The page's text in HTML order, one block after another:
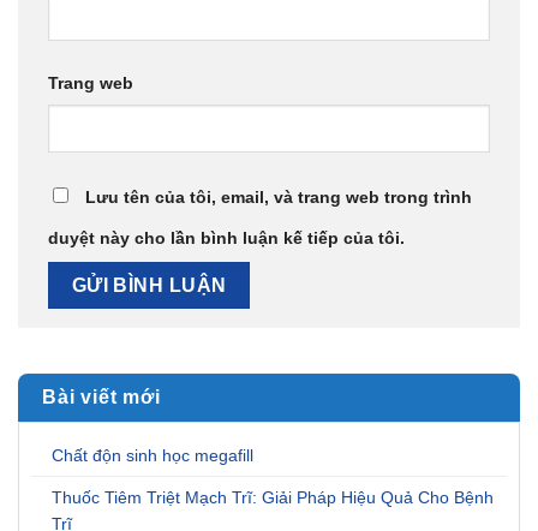
Bài viết mới
Chất độn sinh học megafill
Thuốc Tiêm Triệt Mạch Trĩ: Giải Pháp Hiệu Quả Cho Bệnh
Trĩ
Trang web
Lưu tên của tôi, email, và trang web trong trình
duyệt này cho lần bình luận kế tiếp của tôi.